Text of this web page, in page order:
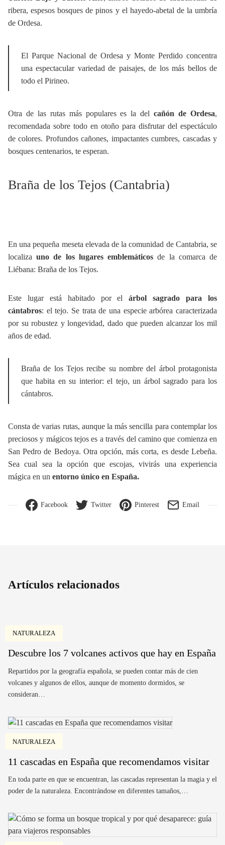
ribera, espesos bosques de pinos y el hayedo-abetal de la umbría
de Ordesa.
El Parque Nacional de Ordesa y Monte Perdido concentra
una espectacular variedad de paisajes, de los más bellos de
todo el Pirineo.
Otra de las rutas más populares es la delcañón de Ordesa,
recomendada sobre todo en otoño para disfrutar del espectáculo
de colores. Profundos cañones, impactantes cumbres, cascadas y
bosques centenarios, te esperan.
Braña de los Tejos (Cantabria)
En una pequeña meseta elevada de la comunidad de Cantabria, se
localizauno de los lugares emblemáticos de la comarca de
Liébana: Braña de los Tejos.
Este lugar está habitado por elárbol sagrado para los
cántabros: el tejo. Se trata de una especie arbórea caracterizada
por su robustez y longevidad, dado que pueden alcanzar los mil
años de edad.
Braña de los Tejos recibe su nombre del árbol protagonista
que habita en su interior: el tejo, un árbol sagrado para los
cántabros.
Consta de varias rutas, aunque la más sencilla para contemplar los
preciosos y mágicos tejos es a través del camino que comienza en
San Pedro de Bedoya. Otra opción, más corta, es desde Lebeña.
Sea cual sea la opción que escojas, vivirás una experiencia
mágica en un entorno único en España.
Facebook Twitter Pinterest Email
Artículos relacionados
NATURALEZA
Descubre los 7 volcanes activos que hay en España
Repartidos por la geografía española, se pueden contar más de cien
volcanes y algunos de ellos, aunque de momento dormidos, se
consideran…
NATURALEZA
11 cascadas en España que recomendamos visitar
En toda parte en que se encuentran, las cascadas representan la magia y el
poder de la naturaleza. Encontrándose en diferentes tamaños,…